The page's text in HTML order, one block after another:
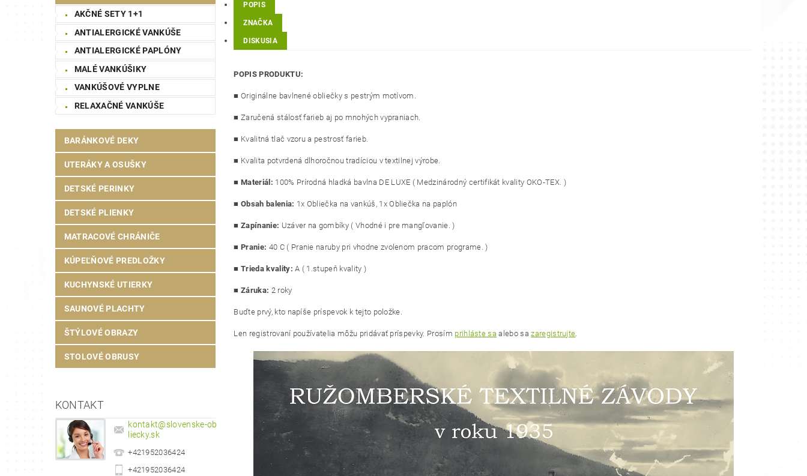
AKČNÉ SETY 1+1
ANTIALERGICKÉ VANKÚŠE
ANTIALERGICKÉ PAPLÓNY
MALÉ VANKÚŠIKY
VANKÚŠOVÉ VYPLNE
RELAXAČNÉ VANKÚŠE
BARÁNKOVÉ DEKY
UTERÁKY A OSUŠKY
DETSKÉ PERINKY
DETSKÉ PLIENKY
MATRACOVÉ CHRÁNIČE
KÚPEĽŇOVÉ PREDLOŽKY
KUCHYNSKÉ UTIERKY
SAUNOVÉ PLACHTY
ŠTÝLOVÉ OBRAZY
STOLOVÉ OBRUSY
KONTAKT
kontakt@slovenske-ob
liecky.sk
+421952036424
+421952036424
POPIS
ZNAČKA
DISKUSIA
POPIS PRODUKTU:
■ Originálne bavlnené obliečky s pestrým motívom.
■ Zaručená stálosť farieb aj po mnohých vypraniach.
■ Kvalitná tlač vzoru a pestrosť farieb.
■ Kvalita potvrdená dlhoročnou tradíciou v textilnej výrobe.
■ Materiál: 100% Prírodná hladká bavlna DE LUXE ( Medzinárodný certifikát kvality OKO-TEX. )
■ Obsah balenia: 1x Obliečka na vankúš, 1x Obliečka na paplón
■ Zapínanie: Uzáver na gombíky ( Vhodné i pre mangľovanie. )
■ Pranie: 40 C ( Pranie naruby pri vhodne zvolenom pracom programe. )
■ Trieda kvality: A ( 1.stupeň kvality )
■ Záruka: 2 roky
Buďte prvý, kto napíše príspevok k tejto položke.
Len registrovaní používatelia môžu pridávať príspevky. Prosím prihláste sa alebo sazaregistrujte.